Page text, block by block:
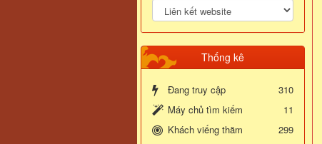
Thống kê
Đang truy cập
310
Máy chủ tìm kiếm
11
Khách viếng thăm
299